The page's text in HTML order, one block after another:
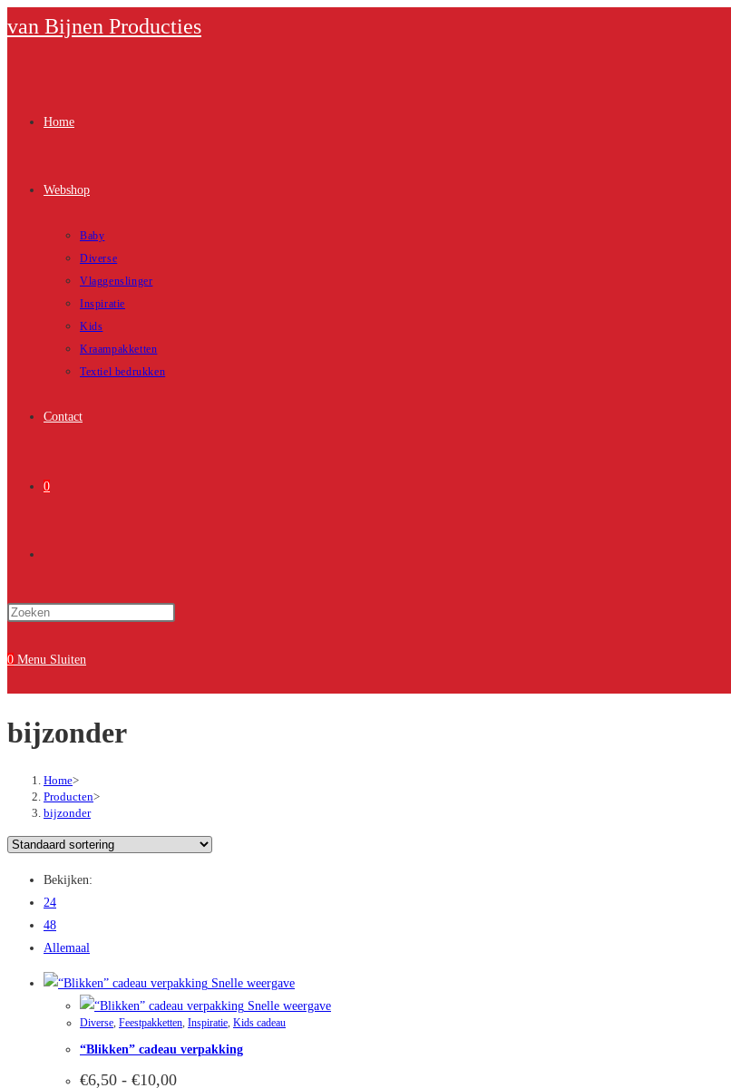
naar
van Bijnen Producties
Home
Webshop
Baby
Diverse
Vlaggenslinger
Inspiratie
Kids
Kraampakketten
Textiel bedrukken
Contact
0
site
0 Menu Sluiten
bijzonder
Home>
Producten>
bijzonder
Bekijken:
24
48
Allemaal
Snelle weergave
Snelle weergave
Diverse, Feestpakketten, Inspiratie, Kids cadeau
“Blikken” cadeau verpakking
€6,50 - €10,00Prijsklasse: